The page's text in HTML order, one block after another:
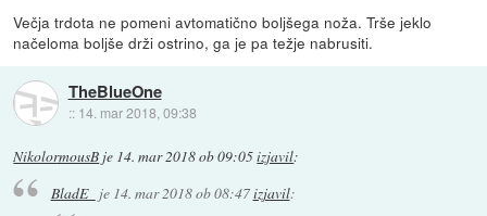
Večja trdota ne pomeni avtomatično boljšega noža. Trše jeklo
načeloma boljše drži ostrino, ga je pa težje nabrusiti.
TheBlueOne
:: 14. mar 2018, 09:38
NikolormousB je 14. mar 2018 ob 09:05izjavil:
BladE_ je 14. mar 2018 ob 08:47izjavil: